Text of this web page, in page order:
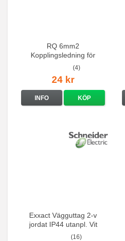
RQ 6mm2
Kopplingsledning för
elcentraler mm
(4)
24 kr
INFO KÖP
Exxact Vägguttag 2-v
jordat IP44 utanpl. Vit
(16)